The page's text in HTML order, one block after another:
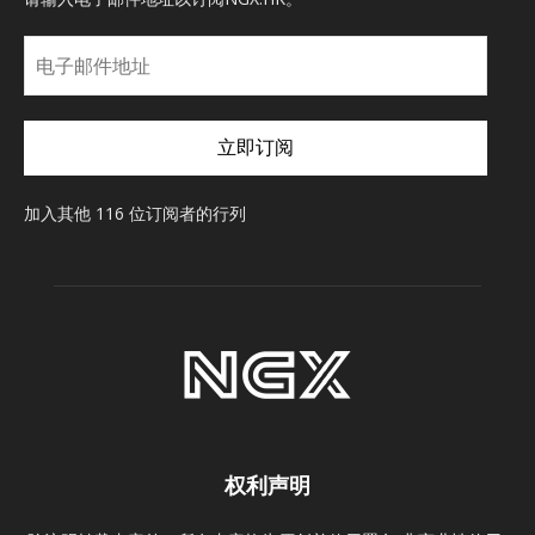
子
邮
件
址
立即订阅
加入其他 116 位订阅者的行列
权利声明